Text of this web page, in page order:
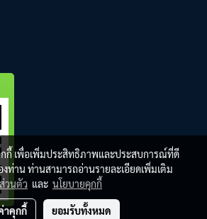
กกี้ เพื่อเพิ่มประสิทธิภาพและประสบการณ์ที่ดี
งท่าน ท่านสามารถอ่านรายละเอียดเพิ่มเติม
วนตัว และ นโยบายคุกกี้
าคุกกี้ ยอมรับทั้งหมด